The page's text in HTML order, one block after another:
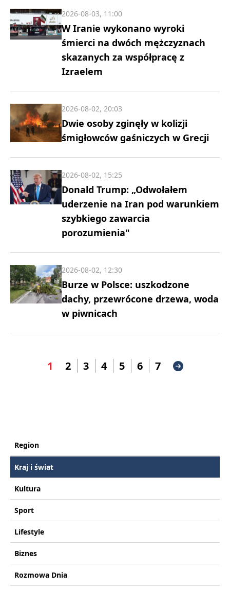
W Iranie wykonano wyroki
śmierci na dwóch mężczyznach
skazanych za współpracę z
Izraelem
2026-08-03, 11:00
Dwie osoby zginęły w kolizji
śmigłowców gaśniczych w Grecji
2026-08-02, 20:03
Donald Trump: „Odwołałem
uderzenie na Iran pod warunkiem
szybkiego zawarcia
porozumienia"
2026-08-02, 15:25
Burze w Polsce: uszkodzone
dachy, przewrócone drzewa, woda
w piwnicach
2026-08-02, 12:30
1 2 3 4 5 6 7
Region
Kraj i świat
Kultura
Sport
Lifestyle
Biznes
Rozmowa Dnia